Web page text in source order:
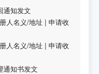
通知发文
人名义/地址 |申请收
人名义/地址 |申请收
通知书发文